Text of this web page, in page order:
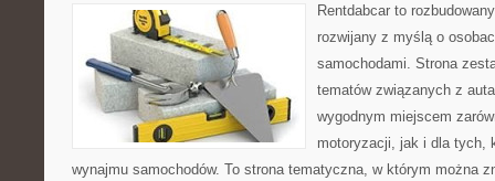
Rentdabcar to
rozwijany z myślą o
samochodami. Strona
tematów związanych z
wygodnym miejscem
motoryzacji, jak i dla tych,
wynajmu samochodów. To strona tematyczna, w którym można